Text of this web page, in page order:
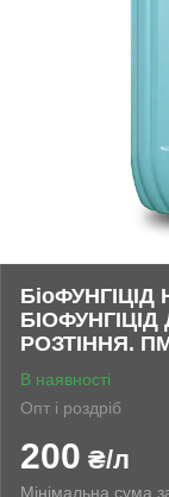
РОЗТІННЯ.
В наявності
Опт і роздріб
200 ₴/л
Мінімальна сума